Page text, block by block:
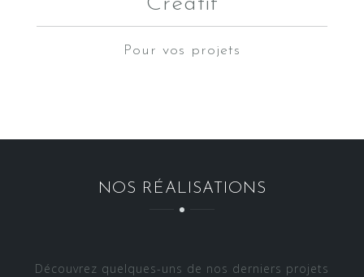
Pour vos projets
NOS RÉALISATIONS
Découvrez quelques-uns de nos derniers projets